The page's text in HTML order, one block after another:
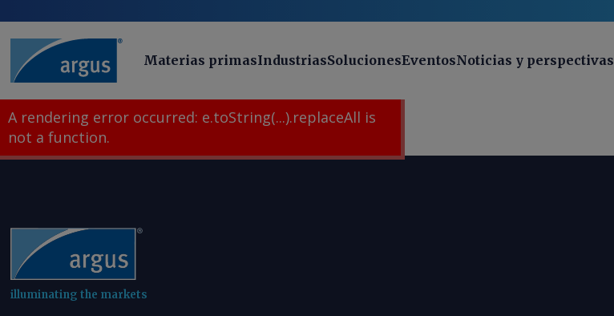
Materias primasIndustriasSolucionesEventosNoticias y perspectivas
A rendering error occurred: e.toString(...).replaceAll is
not a function.
illuminating the markets